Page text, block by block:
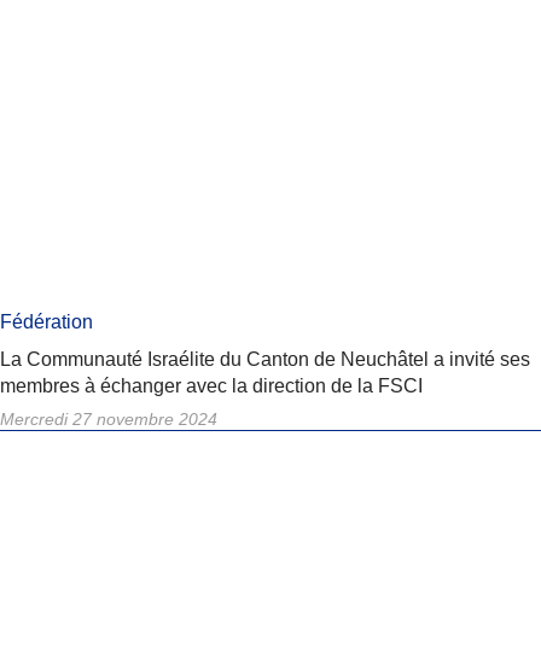
Fédération
La Communauté Israélite du Canton de Neuchâtel a invité ses
membres à échanger avec la direction de la FSCI
Mercredi 27 novembre 2024